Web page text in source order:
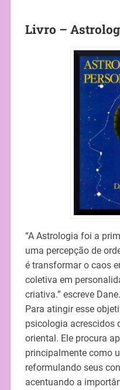
Livro –
“A Astrologia foi a
uma percepção de
é transformar o caos
coletiva em
criativa.” escreve Dane.
Para atingir esse
psicologia acrescidos
oriental. Ele procura
principalmente como
reformulando seus
acentuando a